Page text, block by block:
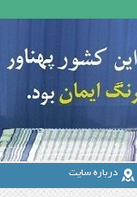
درباره سایت